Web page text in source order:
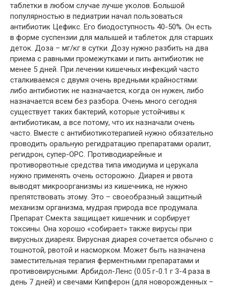
таблетки в любом случае лучше уколов. Большой
популярностью в педиатрии начал пользоваться
антибиотик Цефикс. Его биодоступность 40-50%. Он есть
в форме суспензии для малышей и таблеток для старших
деток. Доза – мг/кг в сутки. Дозу нужно разбить на два
приема с равными промежутками и пить антибиотик не
менее 5 дней. При лечении кишечных инфекций часто
сталкиваемся с двумя очень вредными крайностями:
либо антибиотик не назначается, когда он нужен, либо
назначается всем без разбора. Очень много сегодня
существует таких бактерий, которые устойчивы к
антибиотикам, а все потому, что их назначали очень
часто. Вместе с антибиотикотерапией нужно обязательно
проводить оральную регидратацию препаратами оралит,
регидрон, супер-ОРС. Противодиарейные и
противорвотные средства типа имодиума и церукала
нужно применять очень осторожно. Диарея и рвота
выводят микроорганизмы из кишечника, не нужно
препятствовать этому. Это – своеобразный защитный
механизм организма, мудрая природа все продумала.
Препарат Смекта защищает кишечник и сорбирует
токсины. Она хорошо «собирает» также вирусы при
вирусных диареях. Вирусная диарея сочетается обычно с
тошнотой, рвотой и насморком. Может быть назначена
заместительная терапия ферментными препаратами и
противовирусными: Арбидол-Ленс (0.05 г-0.1 г 3-4 раза в
день 7 дней) и свечами Кипферон (для новорожденных –